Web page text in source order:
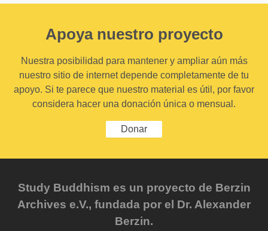
Apoya nuestro proyecto
Nuestra posibilidad para mantener y ampliar aún más
nuestro sitio de internet depende completamente de tu
apoyo. Si te parece que nuestro material es útil, por favor
considera hacer una donación única o mensual.
Donar
Study Buddhism es un proyecto de Berzin
Archives e.V., fundada por el Dr. Alexander
Berzin.